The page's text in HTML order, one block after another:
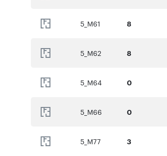
5_M61 8
5_M62 8
5_M64 0
5_M66 0
5_M77 3